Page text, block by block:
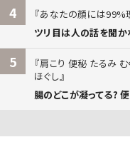
4
あなたの顔には99%
ツリ目は人の話を聞か
5
肩こり 便秘 たるみ む
ほぐし
腸のどこが凝ってる?